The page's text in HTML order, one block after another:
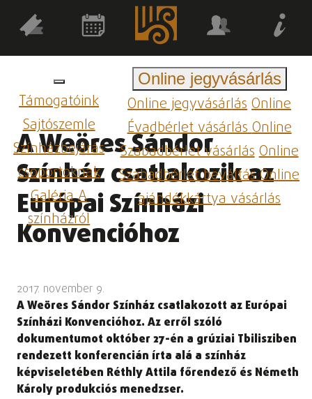
Támogatóink
Sajtószemle
Színházbejárás
csoportoknak
GalériaA
színházról
Online jegyvásárlás
Online jegyvásárlásOnline
Évadbérlet vásárlásOnline
Szabadbérlet vásárlásOnline
Szabadbérlet beváltásOnline
ajándékkártya vásárlás
A Weöres Sándor
Színház csatlakozik az
Európai Színházi
Konvencióhoz
2017. november 9.
A Weöres Sándor Színház csatlakozott az Európai
Színházi Konvencióhoz. Az erről szóló
dokumentumot október 27-én a grúziai Tbilisziben
rendezett konferencián írta alá a színház
képviseletében Réthly Attila főrendező és Németh
Károly produkciós menedzser.